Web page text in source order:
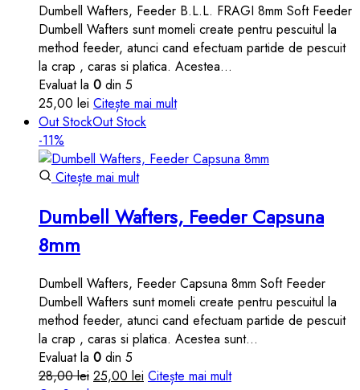
Dumbell Wafters, Feeder B.L.L. FRAGI 8mm Soft Feeder
Dumbell Wafters sunt momeli create pentru pescuitul la
method feeder, atunci cand efectuam partide de pescuit
la crap , caras si platica. Acestea…
Evaluat la 0 din 5
25,00 lei Citește mai mult
Out StockOut Stock
-11%
Citește mai mult
Dumbell Wafters, Feeder Capsuna
8mm
Dumbell Wafters, Feeder Capsuna 8mm Soft Feeder
Dumbell Wafters sunt momeli create pentru pescuitul la
method feeder, atunci cand efectuam partide de pescuit
la crap , caras si platica. Acestea sunt…
Evaluat la 0 din 5
28,00lei Prețul
25,00 lei Prețul
Citește mai mult